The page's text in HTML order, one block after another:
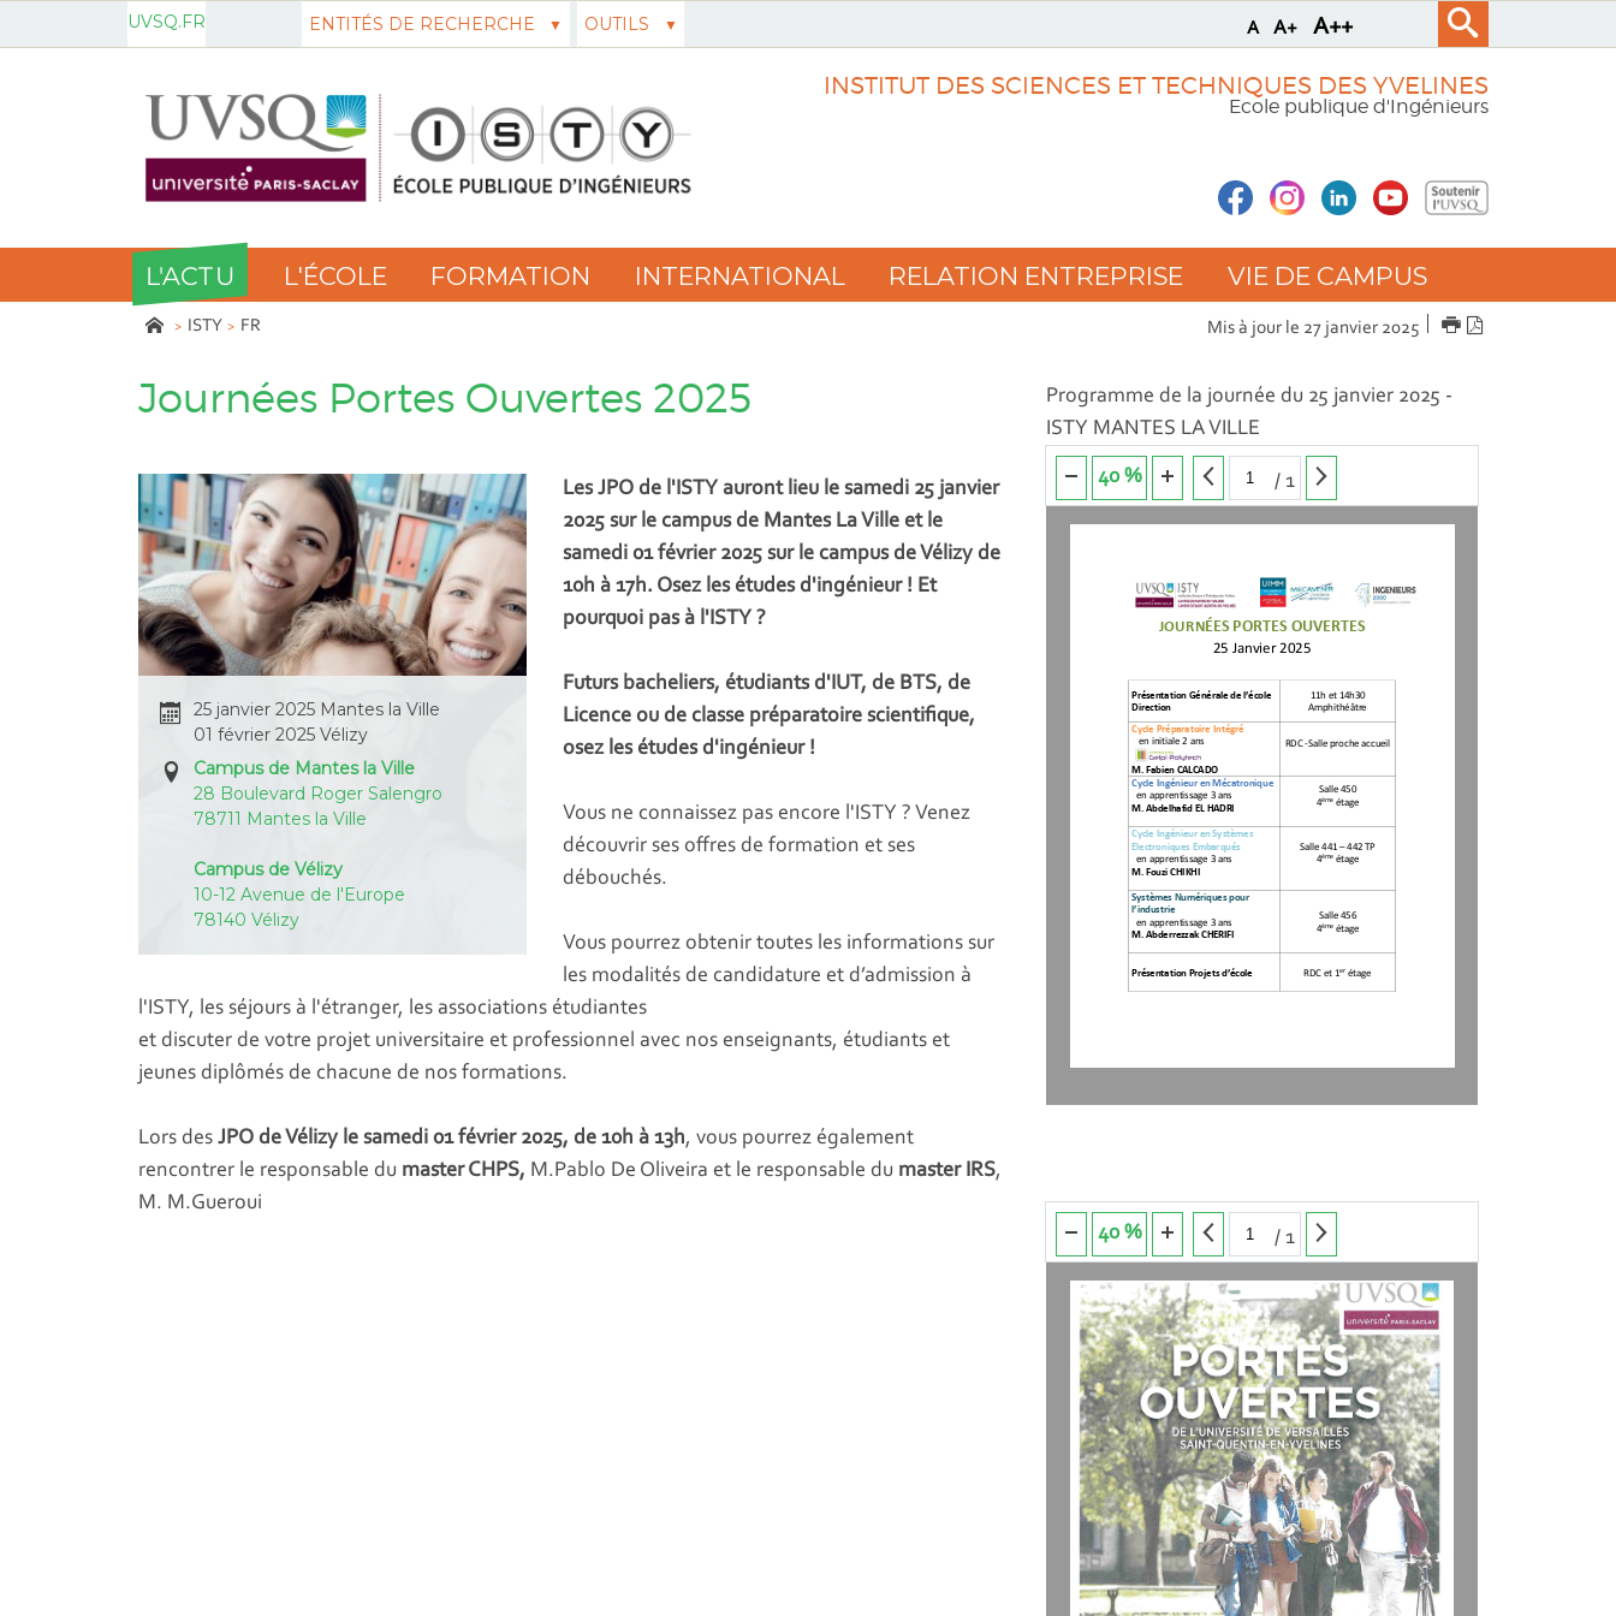
A A+ A++
UVSQ.FR
INSTITUT DES SCIENCES ET TECHNIQUES DES YVELINES
Ecole publique d'Ingénieurs
L'ACTU L'ÉCOLE FORMATION INTERNATIONAL RELATION ENTREPRISE VIE DE CAMPUS
ISTY FR Mis à jour le 27 janvier 2025 IMPRIMER
Journées Portes Ouvertes 2025
25 janvier 2025 Mantes la Ville
01 février 2025 Vélizy
Campus de Mantes la Ville
28 Boulevard Roger Salengro
78711 Mantes la Ville
Campus de Vélizy
10-12 Avenue de l'Europe
78140 Vélizy
Les JPO de l'ISTY auront lieu le samedi 25 janvier
2025 sur le campus de Mantes La Ville et le
samedi 01 février 2025 sur le campus de Vélizy de
10h à 17h. Osez les études d'ingénieur ! Et
pourquoi pas à l'ISTY ?
Futurs bacheliers, étudiants d'IUT, de BTS, de
Licence ou de classe préparatoire scientifique,
osez les études d'ingénieur !
Vous ne connaissez pas encore l'ISTY ? Venez
découvrir ses offres de formation et ses
débouchés.
Vous pourrez obtenir toutes les informations sur
les modalités de candidature et d’admission à
l'ISTY, les séjours à l'étranger, les associations étudiantes
et discuter de votre projet universitaire et professionnel avec nos enseignants, étudiants et
jeunes diplômés de chacune de nos formations.
Lors des JPO de Vélizy le samedi 01 février 2025, de 10h à 13h, vous pourrez également
rencontrer le responsable du master CHPS, M.Pablo De Oliveira et le responsable du master IRS,
M. M.Gueroui
Programme de la journée du 25 janvier 2025 -
ISTY MANTES LA VILLE
40 % / 1
JOURNÉESPORTES OUVERTES
25 Janvier 2025
Présentation Générale de l’école
Direction
11h et 14h30
Amphithéâtre
Cycle Préparatoire Intégré
en initiale 2 ans
M. Fabien CALCADO
RDC -Salle proche accueil
Cycle Ingénieur en Mécatronique
en apprentissage 3 ans
M. Abdelhafid EL HADRI
Salle 450
4ème étage
Cycle Ingénieur en Systèmes
Electroniques Embarqués
en apprentissage 3 ans
M. Fouzi CHIKHI
Salle 441 –442 TP
4ème étage
Systèmes Numériques pour
l’industrie
en apprentissage 3 ans
M. Abderrezzak CHERIFI
Salle 456
4ème étage
Présentation Projets d’école RDC et 1er étage
40 % / 1
ENTITÉS DE RECHERCHE OUTILS